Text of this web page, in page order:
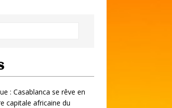
: Casablanca se rêve en
capitale africaine du